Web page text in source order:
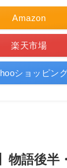
Amazon
楽天市場
ショッピン
物語後半